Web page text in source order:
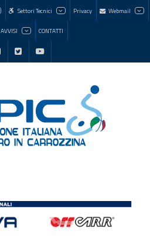
Settori Tecnici Privacy Webmail
AVVISI CONTATTI